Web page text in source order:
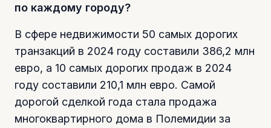
по каждому городу?
В сфере недвижимости 50 самых дорогих
транзакций в 2024 году составили 386,2 млн
евро, а 10 самых дорогих продаж в 2024
году составили 210,1 млн евро. Самой
дорогой сделкой года стала продажа
многоквартирного дома в Полемидии за